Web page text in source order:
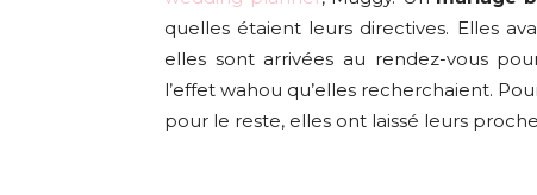
quelles étaient leurs directives. Elles
elles sont arrivées au rendez-vous
l’effet wahou qu’elles recherchaient.
pour le reste, elles ont laissé leurs